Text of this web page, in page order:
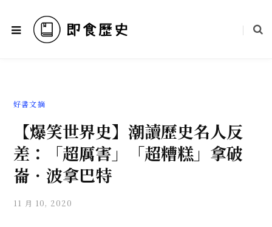
好書文摘
【爆笑世界史】潮讀歷史名人反
差：「超厲害」「超糟糕」拿破
崙．波拿巴特
11 月 10, 2020